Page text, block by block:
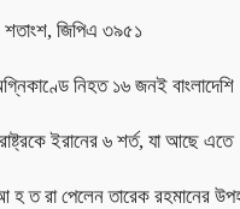
শতাংশ, জিপিএ ৩৯৫১
নিহত ১৬ জনই বাংলাদেশি
ইরানের ৬ শর্ত, যা আছে এতে
হ ত রা পেলেন তারেক রহমানের